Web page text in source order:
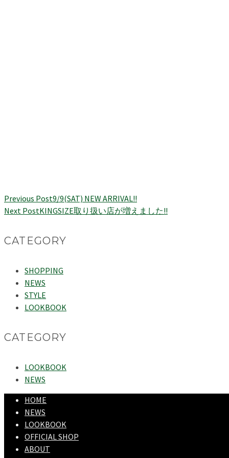
Previous Post9/9(SAT) NEW ARRIVAL!!
Next PostKINGSIZE取り扱い店が増えました!!
CATEGORY
SHOPPING
NEWS
STYLE
LOOKBOOK
CATEGORY
LOOKBOOK
NEWS
HOME
NEWS
LOOKBOOK
OFFICIAL SHOP
ABOUT